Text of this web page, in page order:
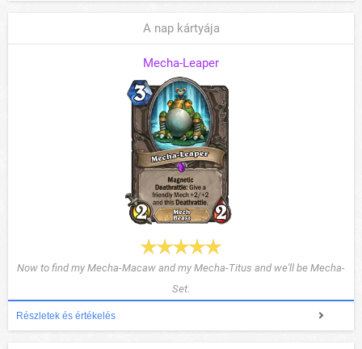
A nap kártyája
Mecha-Leaper
Now to find my Mecha-Macaw and my Mecha-Titus and we'll be Mecha-
Set.
Részletek és értékelés